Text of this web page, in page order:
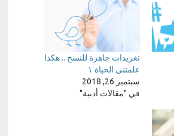
تغريدات جاهزة للنسخ .. هكذا
علمتني الحياة ١
سبتمبر 26, 2018
في "مقالات أدبية"